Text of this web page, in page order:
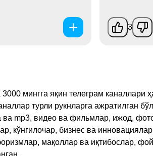
3
мингга яқин телеграм
турли рукнларга ажратилган
mp3, видео ва фильмлар, ижод,
кўнгилочар, бизнес ва
мақоллар ва иқтибослар,